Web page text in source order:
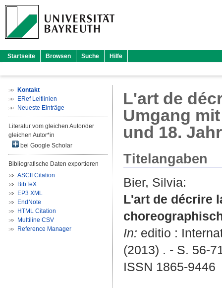
Startseite Browsen Suche Hilfe
Kontakt
ERef Leitlinien
Neueste Einträge
Literatur vom gleichen Autor/der
gleichen Autor*in
bei Google Scholar
Bibliografische Daten exportieren
ASCII Citation
BibTeX
EP3 XML
EndNote
HTML Citation
Multiline CSV
Reference Manager
L'art de
Umgang
und 18.
Titelangaben
Bier, Silvia:
L'art de décrire
In: editio :
(2013) . - S. 56-
ISSN 1865-9446